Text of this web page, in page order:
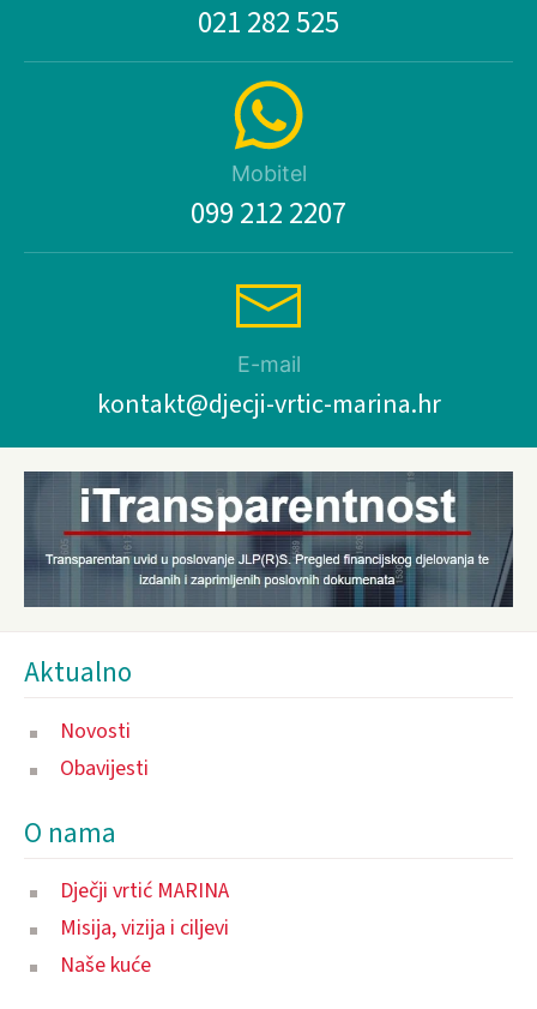
021 282 525
Mobitel
099 212 2207
E-mail
kontakt@djecji-vrtic-marina.hr
Aktualno
Novosti
Obavijesti
O nama
Dječji vrtić MARINA
Misija, vizija i ciljevi
Naše kuće